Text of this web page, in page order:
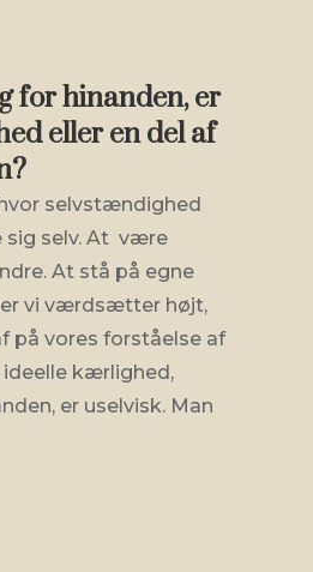
for hinanden, er
eller en del af
selvstændighed
sig selv. At være
At stå på egne
vi værdsætter højt,
på vores forståelse af
kærlighed,
er uselvisk. Man